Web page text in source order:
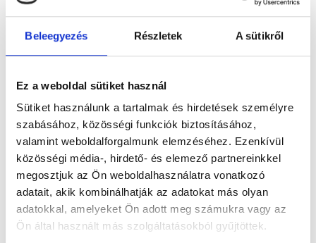
Beleegyezés Részletek A sütikről
Ez a weboldal sütiket használ
Sütiket használunk a tartalmak és hirdetések személyre
szabásához, közösségi funkciók biztosításához,
valamint weboldalforgalmunk elemzéséhez. Ezenkívül
közösségi média-, hirdető- és elemező partnereinkkel
megosztjuk az Ön weboldalhasználatra vonatkozó
adatait, akik kombinálhatják az adatokat más olyan
adatokkal, amelyeket Ön adott meg számukra vagy az
Ön által használt más szolgáltatásokból gyűjtöttek.
foglalt fehér
arany
karikagyűrű
pár
pár
pár